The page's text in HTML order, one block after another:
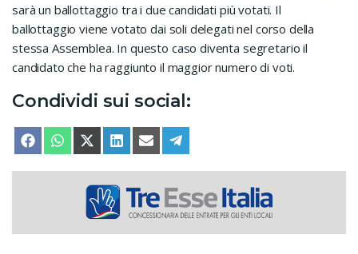
sarà un ballottaggio tra i due candidati più votati. Il
ballottaggio viene votato dai soli delegati nel corso della
stessa Assemblea. In questo caso diventa segretario il
candidato che ha raggiunto il maggior numero di voti.
Condividi sui social:
SHARE ON
FACEBOOKSHARE ON
WHATSAPPSHARE ON
X (TWITTER)
SHARE ON
LINKEDINSHARE ON
EMAIL